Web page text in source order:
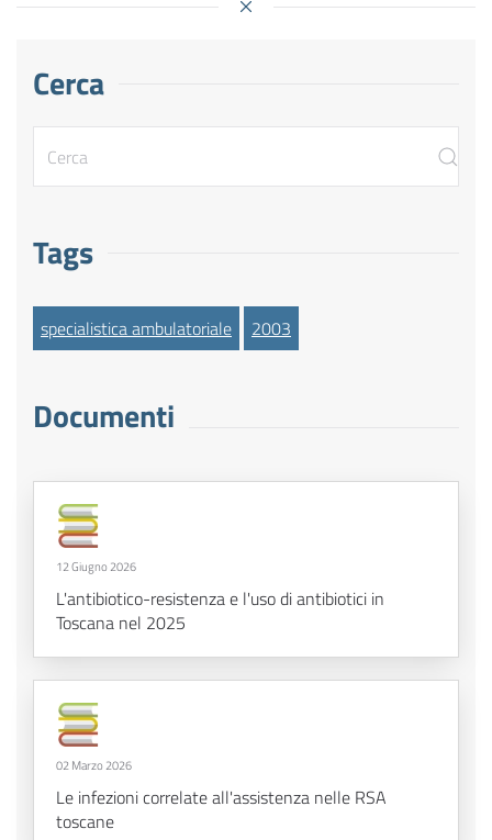
Cerca
Tags
specialistica ambulatoriale 2003
Documenti
12 Giugno 2026
L'antibiotico-resistenza e l'uso di antibiotici in
Toscana nel 2025
02 Marzo 2026
Le infezioni correlate all'assistenza nelle RSA
toscane